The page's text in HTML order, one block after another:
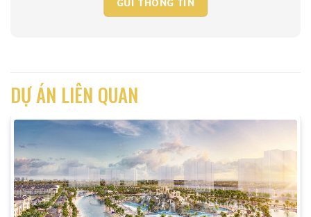
DỰ ÁN LIÊN QUAN